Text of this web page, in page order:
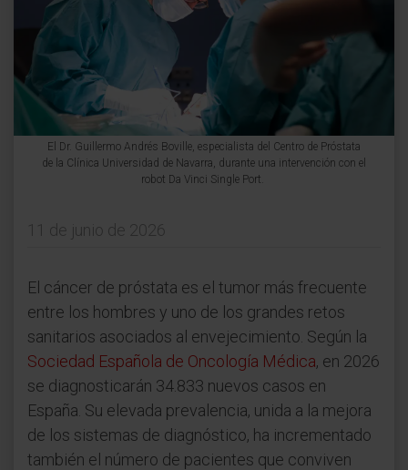
El Dr. Guillermo Andrés Boville, especialista del Centro de Próstata
de la Clínica Universidad de Navarra, durante una intervención con el
robot Da Vinci Single Port.
11 de junio de 2026
El cáncer de próstata es el tumor más frecuente
entre los hombres y uno de los grandes retos
sanitarios asociados al envejecimiento. Según la
Sociedad Española de Oncología Médica, en 2026
se diagnosticarán 34.833 nuevos casos en
España. Su elevada prevalencia, unida a la mejora
de los sistemas de diagnóstico, ha incrementado
también el número de pacientes que conviven